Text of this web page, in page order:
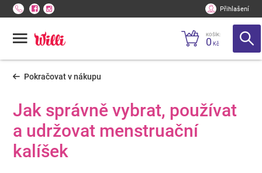
Přihlašení
KOŠÍK:
0 Kč
Pokračovat v nákupu
Jak správně vybrat, používat
a udržovat menstruační
kalíšek